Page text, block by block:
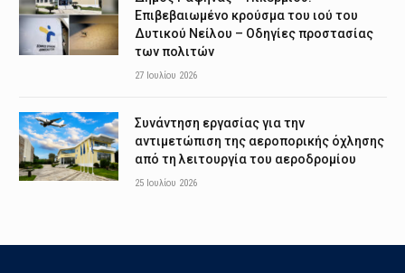
Επιβεβαιωμένο κρούσμα του ιού του
Δυτικού Νείλου – Οδηγίες προστασίας
των πολιτών
27 Ιουλίου 2026
Συνάντηση εργασίας για την
αντιμετώπιση της αεροπορικής όχλησης
από τη λειτουργία του αεροδρομίου
25 Ιουλίου 2026